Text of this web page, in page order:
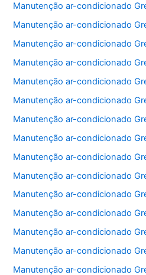
Manutenção ar-condicionado
Manutenção ar-condicionado
Manutenção ar-condicionado
Manutenção ar-condicionado
Manutenção ar-condicionado
Manutenção ar-condicionado
Manutenção ar-condicionado
Manutenção ar-condicionado
Manutenção ar-condicionado
Manutenção ar-condicionado
Manutenção ar-condicionado
Manutenção ar-condicionado
Manutenção ar-condicionado
Manutenção ar-condicionado
Manutenção ar-condicionado